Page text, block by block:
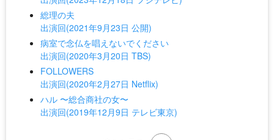
総理の夫
出演回(2021年9月23日 公開)
病室で念仏を唱えないでください
出演回(2020年3月20日 TBS)
FOLLOWERS
出演回(2020年2月27日 Netflix)
ハル 〜総合商社の女〜
出演回(2019年12月9日 テレビ東京)